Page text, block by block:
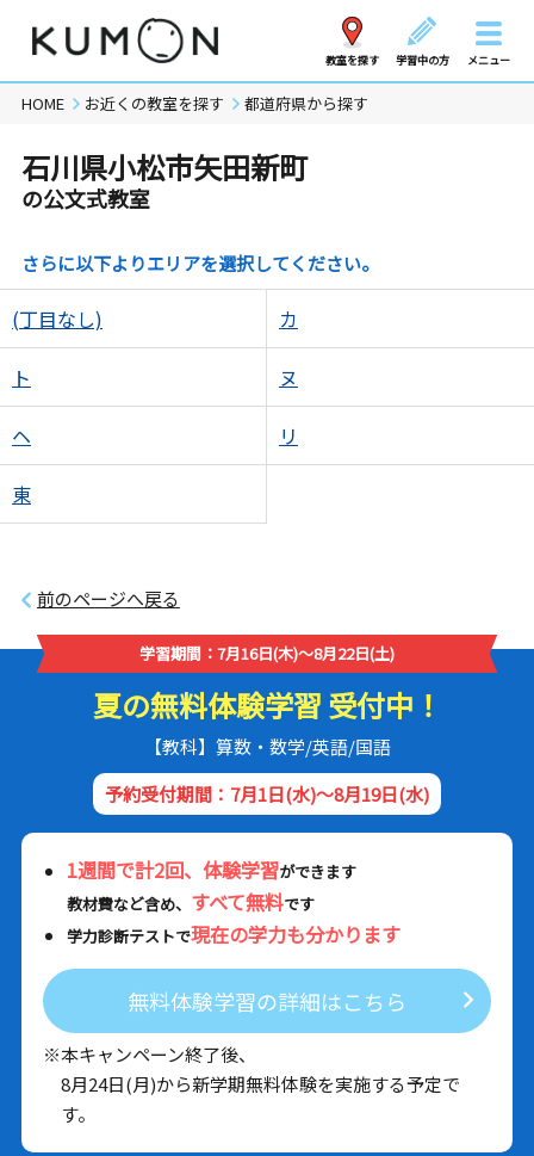
教室を探す 学習中の方 メニュー
HOME お近くの教室を探す 都道府県から探す
石川県小松市矢田新町
の公文式教室
さらに以下よりエリアを選択してください。
(丁目なし) カ
ト ヌ
ヘ リ
東
前のページへ戻る
学習期間：7月16日(木)～8月22日(土)
夏の無料体験学習 受付中！
【教科】算数・数学/英語/国語
予約受付期間：7月1日(水)～8月19日(水)
1週間で計2回、体験学習ができます
教材費など含め、 すべて無料です
学力診断テストで現在の学力も分かります
無料体験学習の詳細はこちら
※本キャンペーン終了後、
8月24日(月)から新学期無料体験を実施する予定で
す。